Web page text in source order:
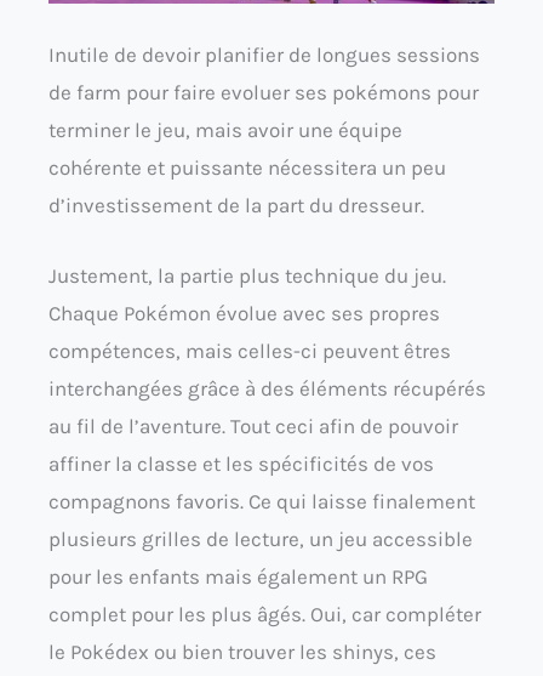
Inutile de devoir planifier de longues sessions
de farm pour faire evoluer ses pokémons pour
terminer le jeu, mais avoir une équipe
cohérente et puissante nécessitera un peu
d’investissement de la part du dresseur.
Justement, la partie plus technique du jeu.
Chaque Pokémon évolue avec ses propres
compétences, mais celles-ci peuvent êtres
interchangées grâce à des éléments récupérés
au fil de l’aventure. Tout ceci afin de pouvoir
affiner la classe et les spécificités de vos
compagnons favoris. Ce qui laisse finalement
plusieurs grilles de lecture, un jeu accessible
pour les enfants mais également un RPG
complet pour les plus âgés. Oui, car compléter
le Pokédex ou bien trouver les shinys, ces